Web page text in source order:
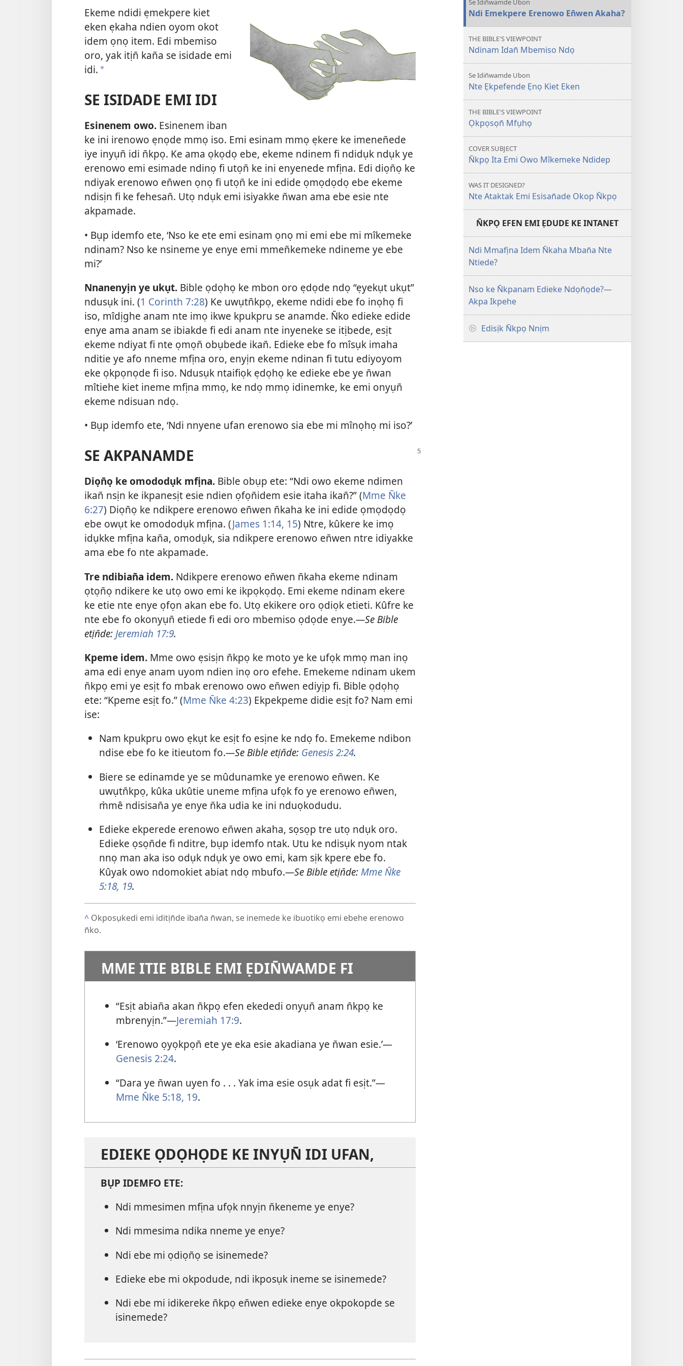
Ekeme ndidi ẹmekpere kiet
eken ẹkaha ndien oyom okot
idem ọnọ item. Edi mbemiso
oro, yak itịn̄ kan̄a se isidade emi
idi. *
SE ISIDADE EMI IDI
Esinenem owo. Esinenem iban
ke ini irenowo ẹnọde mmọ iso. Emi esinam mmọ ẹkere ke imenen̄ede
iye inyụn̄ idi n̄kpọ. Ke ama ọkọdọ ebe, ekeme ndinem fi ndidụk ndụk ye
erenowo emi esimade ndinọ fi utọn̄ ke ini enyenede mfịna. Edi diọn̄ọ ke
ndiyak erenowo en̄wen ọnọ fi utọn̄ ke ini edide ọmọdọdọ ebe ekeme
ndisịn fi ke fehesan̄. Utọ ndụk emi isiyakke n̄wan ama ebe esie nte
akpamade.
• Bụp idemfo ete, ‘Nso ke ete emi esinam ọnọ mi emi ebe mi mîkemeke
ndinam? Nso ke nsineme ye enye emi mmen̄kemeke ndineme ye ebe
mi?’
Nnanenyịn ye ukụt. Bible ọdọhọ ke mbon oro ẹdọde ndọ “ẹyekụt ukụt”
ndusụk ini. (1 Corinth 7:28) Ke uwụtn̄kpọ, ekeme ndidi ebe fo inọhọ fi
iso, mîdịghe anam nte imọ ikwe kpukpru se anamde. N̄ko edieke edide
enye ama anam se ibiakde fi edi anam nte inyeneke se itịbede, esịt
ekeme ndiyat fi nte ọmọn̄ obụbede ikan̄. Edieke ebe fo mîsụk imaha
nditie ye afo nneme mfịna oro, enyịn ekeme ndinan fi tutu ediyoyom
eke ọkpọnọde fi iso. Ndusụk ntaifiọk ẹdọhọ ke edieke ebe ye n̄wan
mîtiehe kiet ineme mfịna mmọ, ke ndọ mmọ idinemke, ke emi onyụn̄
ekeme ndisuan ndọ.
• Bụp idemfo ete, ‘Ndi nnyene ufan erenowo sia ebe mi mînọhọ mi iso?’
SE AKPANAMDE
Diọn̄ọ ke omododụk mfịna. Bible obụp ete: “Ndi owo ekeme ndimen
ikan̄ nsịn ke ikpanesịt esie ndien ọfọn̄idem esie itaha ikan̄?” (Mme N̄ke
6:27) Diọn̄ọ ke ndikpere erenowo en̄wen n̄kaha ke ini edide ọmọdọdọ
ebe owụt ke omododụk mfịna. (James 1:14, 15) Ntre, kûkere ke imọ
idụkke mfịna kan̄a, omodụk, sia ndikpere erenowo en̄wen ntre idiyakke
ama ebe fo nte akpamade.
Tre ndibian̄a idem. Ndikpere erenowo en̄wen n̄kaha ekeme ndinam
ọtọn̄ọ ndikere ke utọ owo emi ke ikpọkọdọ. Emi ekeme ndinam ekere
ke etie nte enye ọfọn akan ebe fo. Utọ ekikere oro ọdiọk etieti. Kûfre ke
nte ebe fo okonyụn̄ etiede fi edi oro mbemiso ọdọde enye.—Se Bible
etịn̄de: Jeremiah 17:9.
Kpeme idem. Mme owo ẹsisịn n̄kpọ ke moto ye ke ufọk mmọ man inọ
ama edi enye anam uyom ndien inọ oro efehe. Emekeme ndinam ukem
n̄kpọ emi ye esịt fo mbak erenowo owo en̄wen ediyịp fi. Bible ọdọhọ
ete: “Kpeme esịt fo.” (Mme N̄ke 4:23) Ekpekpeme didie esịt fo? Nam emi
ise:
Nam kpukpru owo ẹkụt ke esịt fo esịne ke ndọ fo. Emekeme ndibon
ndise ebe fo ke itieutom fo.—Se Bible etịn̄de: Genesis 2:24.
Biere se edinamde ye se mûdunamke ye erenowo en̄wen. Ke
uwụtn̄kpọ, kûka ukûtie uneme mfịna ufọk fo ye erenowo en̄wen,
m̀mê ndisisan̄a ye enye n̄ka udia ke ini nduọkodudu.
Edieke ekperede erenowo en̄wen akaha, sọsọp tre utọ ndụk oro.
Edieke ọsọn̄de fi nditre, bụp idemfo ntak. Utu ke ndisụk nyom ntak
nnọ man aka iso odụk ndụk ye owo emi, kam sịk kpere ebe fo.
Kûyak owo ndomokiet abiat ndọ mbufo.—Se Bible etịn̄de:Mme N̄ke
5:18, 19.
^ Okposụkedi emi iditịn̄de iban̄a n̄wan, se inemede ke ibuotikọ emi ebehe erenowo
n̄ko.
MME ITIE BIBLE EMI ẸDIN̄WAMDE FI
“Esịt abian̄a akan n̄kpọ efen ekededi onyụn̄ anam n̄kpọ ke
mbrenyịn.”—Jeremiah 17:9.
‘Erenowo ọyọkpọn̄ ete ye eka esie akadiana ye n̄wan esie.’—
Genesis 2:24.
“Dara ye n̄wan uyen fo . . . Yak ima esie osụk adat fi esịt.”—
Mme N̄ke 5:18, 19.
EDIEKE ỌDỌHỌDE KE INYỤN̄ IDI UFAN,
BỤP IDEMFO ETE:
Ndi mmesimen mfịna ufọk nnyịn n̄keneme ye enye?
Ndi mmesima ndika nneme ye enye?
Ndi ebe mi ọdiọn̄ọ se isinemede?
Edieke ebe mi okpodude, ndi ikposụk ineme se isinemede?
Ndi ebe mi idikereke n̄kpọ en̄wen edieke enye okpokopde se
isinemede?
Mîkemeke
Se Idin̄wamde Ubon
Ndi Emekpere Erenowo En̄wen Akaha?
THE BIBLE'S VIEWPOINT
Ndinam Idan̄ Mbemiso Ndọ
Se Idin̄wamde Ubon
Nte Ẹkpefende Ẹnọ Kiet Eken
THE BIBLE'S VIEWPOINT
Ọkpọsọn̄ Mfụhọ
COVER SUBJECT
N̄kpọ Ita Emi Owo Mîkemeke Ndidep
WAS IT DESIGNED?
Nte Ataktak Emi Esisan̄ade Okop N̄kpọ
N̄KPỌ EFEN EMI ẸDUDE KE INTANET
Ndi Mmafịna Idem N̄kaha Mban̄a Nte
Ntiede?
Nso ke N̄kpanam Edieke Ndọn̄ọde?—
Akpa Ikpehe
Edisịk N̄kpọ Nnịm